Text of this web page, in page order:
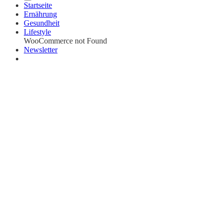
Startseite
Ernährung
Gesundheit
Lifestyle
WooCommerce not Found
Newsletter